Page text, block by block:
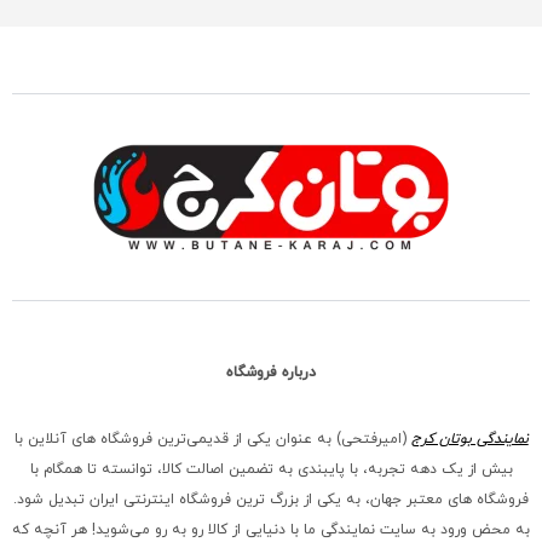
درباره فروشگاه
نمایندگی بوتان کرج (امیرفتحی) به عنوان یکی از قدیمی‌ترین فروشگاه های آنلاین با
بیش از یک دهه تجربه، با پایبندی به تضمین اصالت کالا، توانسته تا همگام با
فروشگاه‌ های معتبر جهان، به یکی از بزرگ‌ ترین فروشگاه اینترنتی ایران تبدیل شود.
به محض ورود به سایت نمایندگی ما با دنیایی از کالا رو به رو می‌شوید! هر آنچه که